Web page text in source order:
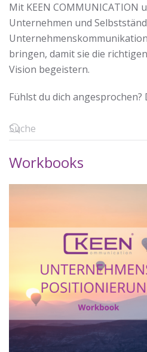
Mit KEEN COMMUNICATION
Unternehmen und
bringen, damit sie die
Vision begeistern.
Fühlst du dich angesprochen?
Workbooks